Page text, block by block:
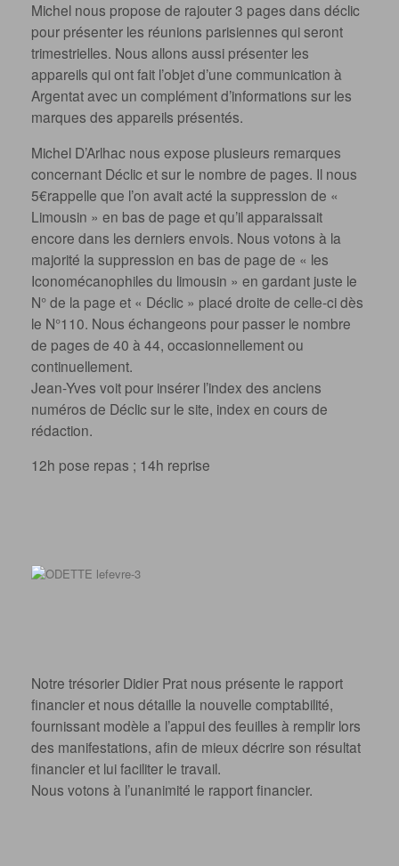
Michel nous propose de rajouter 3 pages dans déclic
pour présenter les réunions parisiennes qui seront
trimestrielles. Nous allons aussi présenter les
appareils qui ont fait l’objet d’une communication à
Argentat avec un complément d’informations sur les
marques des appareils présentés.
Michel D’Arlhac nous expose plusieurs remarques
concernant Déclic et sur le nombre de pages. Il nous
5€rappelle que l’on avait acté la suppression de «
Limousin » en bas de page et qu’il apparaissait
encore dans les derniers envois. Nous votons à la
majorité la suppression en bas de page de « les
Iconomécanophiles du limousin » en gardant juste le
N° de la page et « Déclic » placé droite de celle-ci dès
le N°110. Nous échangeons pour passer le nombre
de pages de 40 à 44, occasionnellement ou
continuellement.
Jean-Yves voit pour insérer l’index des anciens
numéros de Déclic sur le site, index en cours de
rédaction.
12h pose repas ; 14h reprise
Notre trésorier Didier Prat nous présente le rapport
financier et nous détaille la nouvelle comptabilité,
fournissant modèle a l’appui des feuilles à remplir lors
des manifestations, afin de mieux décrire son résultat
financier et lui faciliter le travail.
Nous votons à l’unanimité le rapport financier.